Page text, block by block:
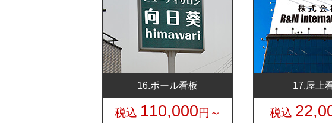
16.ポール看板
税込 110,000円～
17.屋上
税込